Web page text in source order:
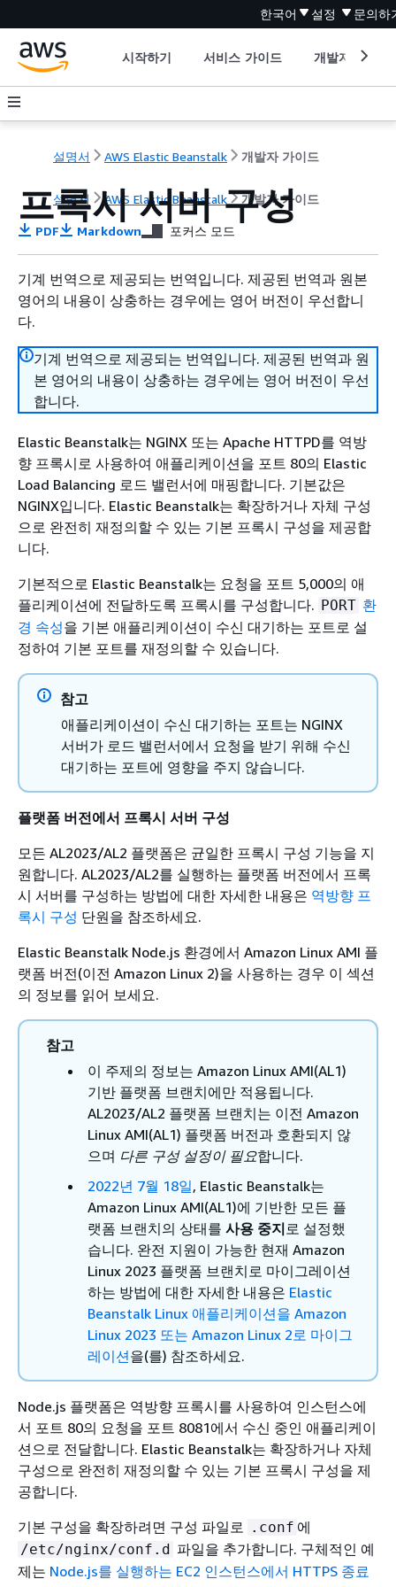
한국어 설정 문의하
시작하기 서비스 가이드 개발자 도구
설명서 AWS Elastic Beanstalk 개발자 가이드
설명서 AWS Elastic Beanstalk 개발자 가이드
프록시 서버 구성
PDF Markdown 포커스 모드
기계 번역으로 제공되는 번역입니다. 제공된 번역과 원본
영어의 내용이 상충하는 경우에는 영어 버전이 우선합니
다.
기계 번역으로 제공되는 번역입니다. 제공된 번역과 원
본 영어의 내용이 상충하는 경우에는 영어 버전이 우선
합니다.
Elastic Beanstalk는 NGINX 또는 Apache HTTPD를 역방
향 프록시로 사용하여 애플리케이션을 포트 80의 Elastic
Load Balancing 로드 밸런서에 매핑합니다. 기본값은
NGINX입니다. Elastic Beanstalk는 확장하거나 자체 구성
으로 완전히 재정의할 수 있는 기본 프록시 구성을 제공합
니다.
기본적으로 Elastic Beanstalk는 요청을 포트 5,000의 애
플리케이션에 전달하도록 프록시를 구성합니다. PORT 환
경 속성을 기본 애플리케이션이 수신 대기하는 포트로 설
정하여 기본 포트를 재정의할 수 있습니다.
참고
애플리케이션이 수신 대기하는 포트는 NGINX
서버가 로드 밸런서에서 요청을 받기 위해 수신
대기하는 포트에 영향을 주지 않습니다.
플랫폼 버전에서 프록시 서버 구성
모든 AL2023/AL2 플랫폼은 균일한 프록시 구성 기능을 지
원합니다. AL2023/AL2를 실행하는 플랫폼 버전에서 프록
시 서버를 구성하는 방법에 대한 자세한 내용은 역방향 프
록시 구성 단원을 참조하세요.
Elastic Beanstalk Node.js 환경에서 Amazon Linux AMI 플
랫폼 버전(이전 Amazon Linux 2)을 사용하는 경우 이 섹션
의 정보를 읽어 보세요.
참고
이 주제의 정보는 Amazon Linux AMI(AL1)
기반 플랫폼 브랜치에만 적용됩니다.
AL2023/AL2 플랫폼 브랜치는 이전 Amazon
Linux AMI(AL1) 플랫폼 버전과 호환되지 않
으며 다른 구성 설정이 필요합니다.
2022년 7월 18일, Elastic Beanstalk는
Amazon Linux AMI(AL1)에 기반한 모든 플
랫폼 브랜치의 상태를 사용 중지로 설정했
습니다. 완전 지원이 가능한 현재 Amazon
Linux 2023 플랫폼 브랜치로 마이그레이션
하는 방법에 대한 자세한 내용은 Elastic
Beanstalk Linux 애플리케이션을 Amazon
Linux 2023 또는 Amazon Linux 2로 마이그
레이션을(를) 참조하세요.
Node.js 플랫폼은 역방향 프록시를 사용하여 인스턴스에
서 포트 80의 요청을 포트 8081에서 수신 중인 애플리케이
션으로 전달합니다. Elastic Beanstalk는 확장하거나 자체
구성으로 완전히 재정의할 수 있는 기본 프록시 구성을 제
공합니다.
기본 구성을 확장하려면 구성 파일로 .conf 에
/etc/nginx/conf.d 파일을 추가합니다. 구체적인 예
제는 Node.js를 실행하는 EC2 인스턴스에서 HTTPS 종료